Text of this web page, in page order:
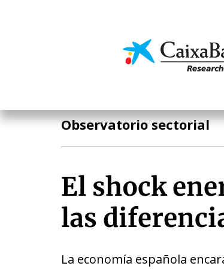
Economía
Observatorio sectorial
El shock
las
La economía española